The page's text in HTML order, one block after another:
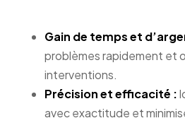
Gain de temps et
problèmes rapidement et
interventions.
Précision et efficacité :
avec exactitude et